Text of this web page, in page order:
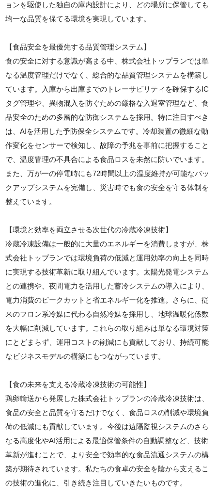
ョンを駆使した独自の庫内設計により、どの場所に保管しても
均一な品質を保てる環境を実現しています。
【食品安全を最優先する品質管理システム】
食の安全に対する意識が高まる中、株式会社トップランでは単
なる温度管理だけでなく、総合的な品質管理システムを構築し
ています。入庫から出庫までのトレーサビリティを確保するIC
タグ管理や、異物混入を防ぐための厳格な入退室管理など、食
品安全のための多層的な防御システムを採用。特に注目すべき
は、AIを活用した予防保全システムです。冷却装置の微細な動
作変化をセンサーで検知し、故障の予兆を事前に把握すること
で、温度管理の不具合による食品ロスを未然に防いでいます。
また、万が一の停電時にも72時間以上の温度維持が可能なバッ
クアップシステムを完備し、災害時でも食の安全を守る体制を
整えています。
【環境と効率を両立させる次世代の冷蔵冷凍技術】
冷蔵冷凍設備は一般的に大量のエネルギーを消費しますが、株
式会社トップランでは環境負荷の低減と運用効率の向上を同時
に実現する技術革新に取り組んでいます。太陽光発電システム
との連携や、夜間電力を活用した蓄冷システムの導入により、
電力消費のピークカットと省エネルギー化を推進。さらに、従
来のフロン系冷媒に代わる自然冷媒を採用し、地球温暖化係数
を大幅に削減しています。これらの取り組みは単なる環境対策
にとどまらず、運用コストの削減にも貢献しており、持続可能
なビジネスモデルの構築にもつながっています。
【食の未来を支える冷蔵冷凍技術の可能性】
鶏卵輸送から発展した株式会社トップランの冷蔵冷凍技術は、
食品の安全と品質を守るだけでなく、食品ロスの削減や環境負
荷の低減にも貢献しています。今後は遠隔監視システムのさら
なる高度化やAI活用による最適保管条件の自動調整など、技術
革新が進むことで、より安全で効率的な食品流通システムの構
築が期待されています。私たちの食卓の安全を陰から支えるこ
の技術の進化に、引き続き注目していきたいものです。